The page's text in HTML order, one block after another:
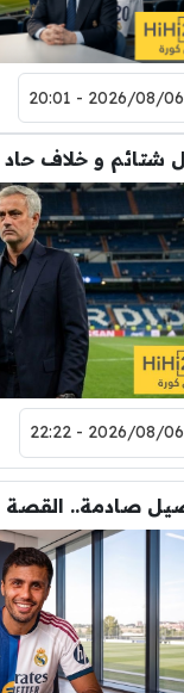
2026/08/06 - 20:01
2026/08/06 - 22:22